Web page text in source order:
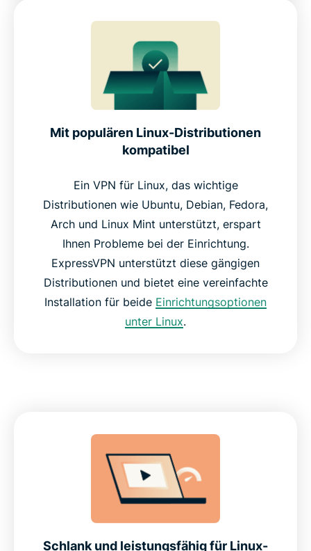
Mit populären Linux-Distributionen
kompatibel
Ein VPN für Linux, das wichtige
Distributionen wie Ubuntu, Debian, Fedora,
Arch und Linux Mint unterstützt, erspart
Ihnen Probleme bei der Einrichtung.
ExpressVPN unterstützt diese gängigen
Distributionen und bietet eine vereinfachte
Installation für beide Einrichtungsoptionen
unter Linux.
Schlank und leistungsfähig für Linux-